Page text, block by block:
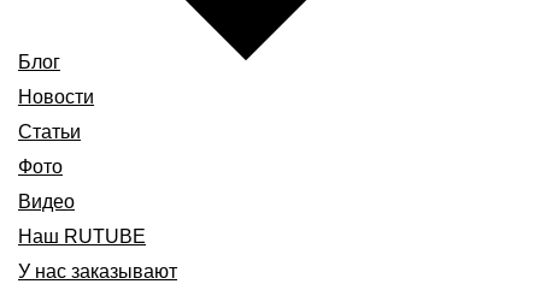
Блог
Новости
Статьи
Фото
Видео
Наш RUTUBE
У нас заказывают